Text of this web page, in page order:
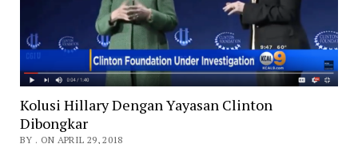
Kolusi Hillary Dengan Yayasan Clinton
Dibongkar
BY . ON APRIL 29, 2018